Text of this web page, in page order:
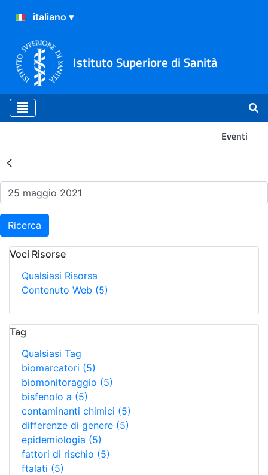
Istituto Superiore di Sanità
Eventi
Risultati della Ricerca -
Ricerca
Voci Risorse
Qualsiasi Risorsa
Contenuto Web (5)
Tag
Qualsiasi Tag
biomarcatori (5)
biomonitoraggio (5)
bisfenolo a (5)
contaminanti chimici (5)
differenze di genere (5)
epidemiologia (5)
fattori di rischio (5)
ftalati (5)